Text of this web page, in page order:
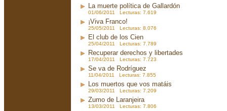
La muerte política de Gallardón
01/06/2011 Lecturas: 7.619
¡Viva Franco!
25/05/2011 Lecturas: 8.076
El club de los Cien
25/04/2011 Lecturas: 7.789
Recuperar derechos y libertades
17/04/2011 Lecturas: 7.723
Se va de Rodríguez
11/04/2011 Lecturas: 7.855
Los muertos que vos matáis
29/03/2011 Lecturas: 7.209
Zumo de Laranjeira
13/03/2011 Lecturas: 7.806